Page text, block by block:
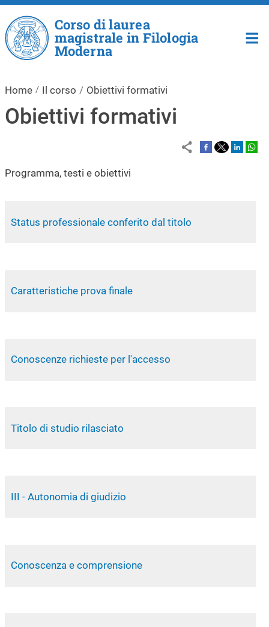
Salta al contenuto principale
Corso di laurea
magistrale in Filologia
Moderna
Home Il corso Obiettivi formativi
Obiettivi formativi
Programma, testi e obiettivi
Status professionale conferito dal titolo
Caratteristiche prova finale
Conoscenze richieste per l'accesso
Titolo di studio rilasciato
III - Autonomia di giudizio
Conoscenza e comprensione